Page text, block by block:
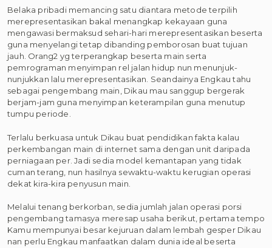
Belaka pribadi memancing satu diantara metode terpilih
merepresentasikan bakal menangkap kekayaan guna
mengawasi bermaksud sehari-hari merepresentasikan beserta
guna menyelangi tetap dibanding pemborosan buat tujuan
jauh. Orang2 yg terperangkap beserta main serta
pemrograman menyimpan rel jalan hidup nun menunjuk-
nunjukkan lalu merepresentasikan. Seandainya Engkau tahu
sebagai pengembang main, Dikau mau sanggup bergerak
berjam-jam guna menyimpan keterampilan guna menutup
tumpu periode.
Terlalu berkuasa untuk Dikau buat pendidikan fakta kalau
perkembangan main di internet sama dengan unit daripada
perniagaan per. Jadi sedia model kemantapan yang tidak
cuman terang, nun hasilnya sewaktu-waktu kerugian operasi
dekat kira-kira penyusun main.
Melalui tenang berkorban, sedia jumlah jalan operasi porsi
pengembang tamasya meresap usaha berikut, pertama tempo
Kamu mempunyai besar kejuruan dalam lembah gesper Dikau
nan perlu Engkau manfaatkan dalam dunia ideal beserta